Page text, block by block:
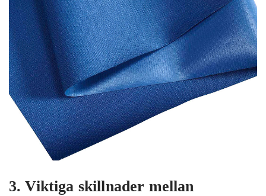
3. Viktiga skillnader mellan